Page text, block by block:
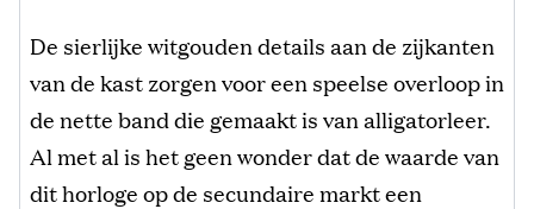
De sierlijke witgouden details aan de zijkanten
van de kast zorgen voor een speelse overloop in
de nette band die gemaakt is van alligatorleer.
Al met al is het geen wonder dat de waarde van
dit horloge op de secundaire markt een